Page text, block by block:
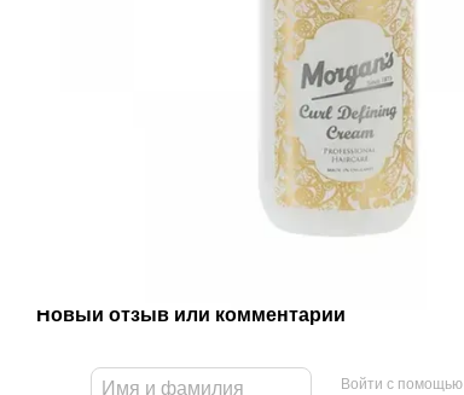
Новый отзыв или комментарий
Войти с помощью